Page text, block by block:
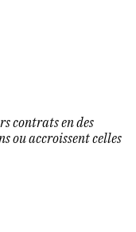
contrats en des
ou accroissent celles